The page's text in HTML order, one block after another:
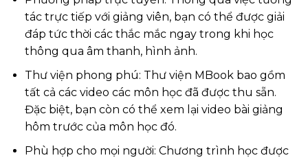
tác trực tiếp với giảng viên, bạn có thể được giải
đáp tức thời các thắc mắc ngay trong khi học
thông qua âm thanh, hình ảnh.
Thư viện phong phú: Thư viện MBook bao gồm
tất cả các video các môn học đã được thu sẵn.
Đặc biệt, bạn còn có thể xem lại video bài giảng
hôm trước của môn học đó.
Phù hợp cho mọi người: Chương trình học được